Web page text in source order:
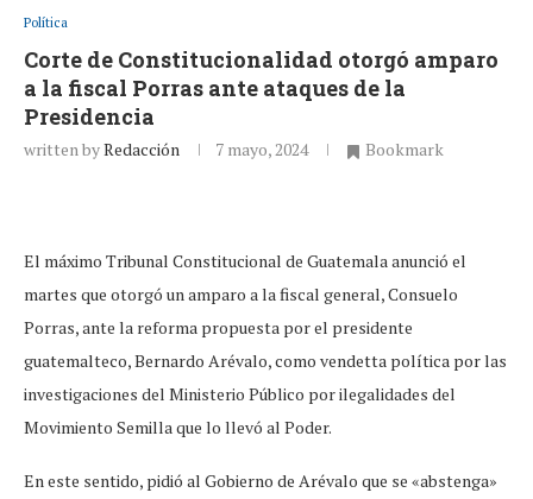
Política
Corte de Constitucionalidad otorgó amparo
a la fiscal Porras ante ataques de la
Presidencia
written byRedacción 7 mayo, 2024 Bookmark
El máximo Tribunal Constitucional de Guatemala anunció el
martes que otorgó un amparo a la fiscal general, Consuelo
Porras, ante la reforma propuesta por el presidente
guatemalteco, Bernardo Arévalo, como vendetta política por las
investigaciones del Ministerio Público por ilegalidades del
Movimiento Semilla que lo llevó al Poder.
En este sentido, pidió al Gobierno de Arévalo que se «abstenga»